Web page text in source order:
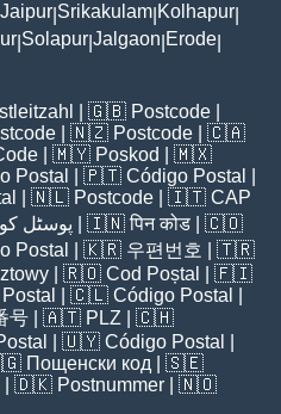
Jaipur Srikakulam Kolhapur
Solapur Jalgaon Erode
| 🇬🇧 Postcode
| 🇳🇿 Postcode | 🇨🇦
| 🇲🇾 Poskod
| 🇲🇽
Postal | 🇵🇹 Código Postal
| 🇳🇱 Postcode | 🇮🇹 CAP
پوسٹل | 🇮🇳पिन कोड | 🇨🇴
Postal | 🇰🇷 우편번호
| 🇹🇷
| 🇷🇴 Cod Poștal
| 🇫🇮
| 🇨🇱 Código Postal
号 | 🇦🇹 PLZ | 🇨🇭
| 🇺🇾 Código Postal
Пощенски код | 🇸🇪
| 🇩🇰 Postnummer | 🇳🇴